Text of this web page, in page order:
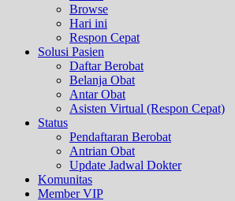
Browse
Hari ini
Respon Cepat
Solusi Pasien
Daftar Berobat
Belanja Obat
Antar Obat
Asisten Virtual (Respon Cepat)
Status
Pendaftaran Berobat
Antrian Obat
Update Jadwal Dokter
Komunitas
Member VIP